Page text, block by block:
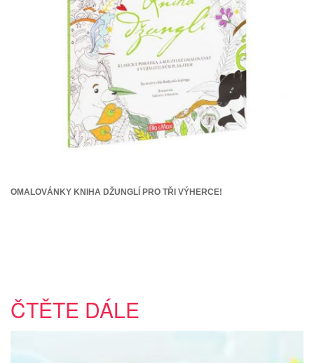
OMALOVÁNKY KNIHA DŽUNGLÍ PRO TŘI VÝHERCE!
ČTĚTE DÁLE